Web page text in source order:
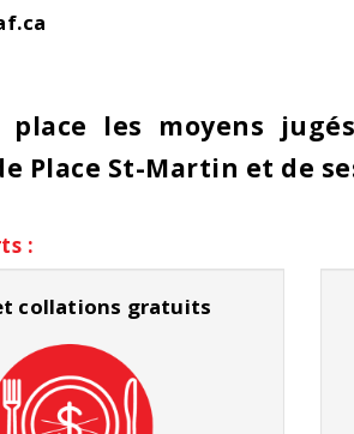
les moyens
Place St-Martin et de
:
collations gratuits